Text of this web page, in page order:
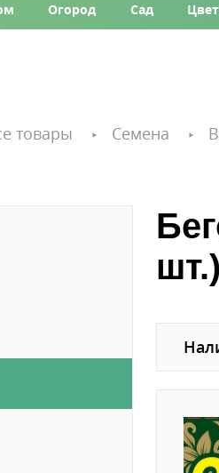
Огород Сад
товары Семена
шт.)